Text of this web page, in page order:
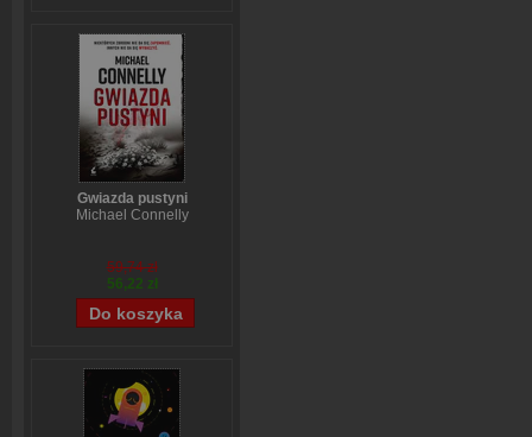
Gwiazda pustyni
Michael Connelly
59,74 zł
56,22 zł